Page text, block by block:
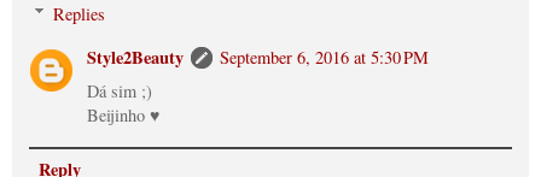
Replies
Style2Beauty
September 6, 2016 at 5:30 PM
Dá sim ;)
Beijinho ♥
Reply